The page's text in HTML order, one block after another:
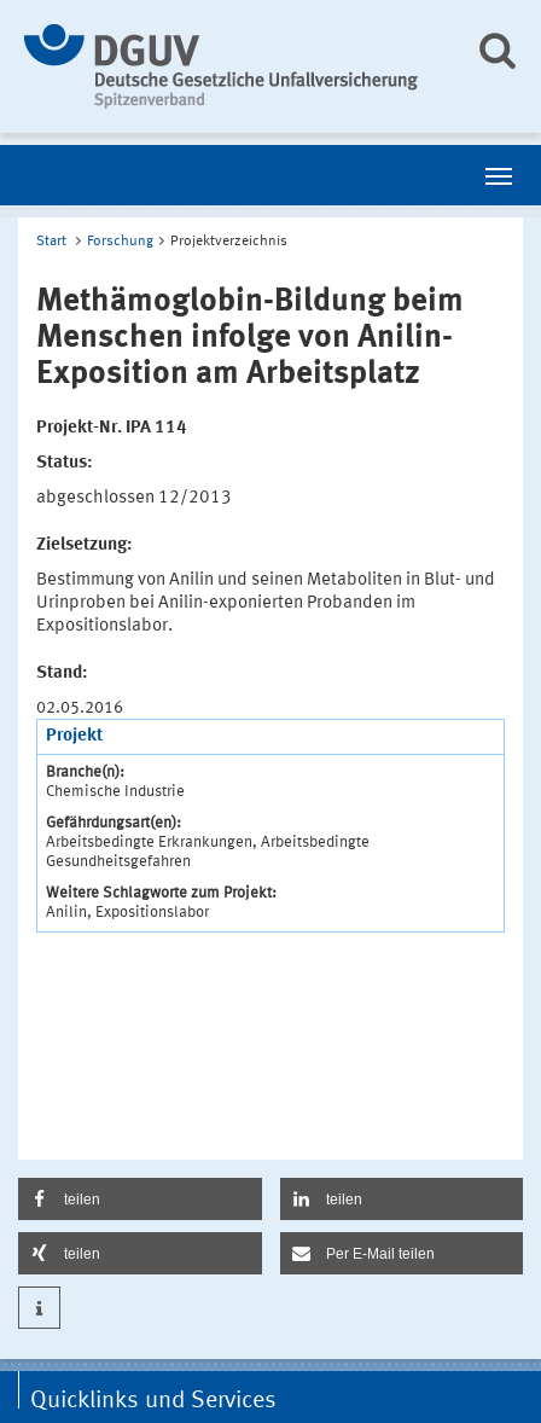
Start Forschung Projektverzeichnis
Methämoglobin-Bildung beim
Menschen infolge von Anilin-
Exposition am Arbeitsplatz
Projekt-Nr. IPA 114
Status:
abgeschlossen 12/2013
Zielsetzung:
Bestimmung von Anilin und seinen Metaboliten in Blut- und
Urinproben bei Anilin-exponierten Probanden im
Expositionslabor.
Stand:
02.05.2016
Projekt
Branche(n):
Chemische Industrie
Gefährdungsart(en):
Arbeitsbedingte Erkrankungen, Arbeitsbedingte
Gesundheitsgefahren
Weitere Schlagworte zum Projekt:
Anilin, Expositionslabor
teilen teilen
teilen Per E-Mail teilen
Quicklinks und Services